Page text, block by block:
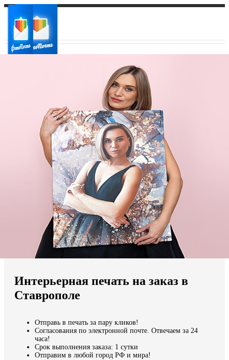
Ваш регион доставки
Выберите из списка:
Мы доставляем по всему миру
Продолжить без города
Интерьерная печать на заказ в
Ставрополе
Отправь в печать за пару кликов!
Согласования по электронной почте. Отвечаем за 24
часа!
Срок выполнения заказа: 1 сутки
Отправим в любой город РФ и мира!